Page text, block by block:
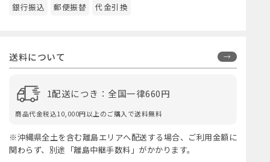
銀行振込
郵便振替 代金引換
送料について
1配送につき：全国一律660円
商品代金税込10,000円以上のご購入で送料無料
※沖縄県全土を含む離島エリアへ配送する場合、ご利用金額に
関わらず、別途「離島中継手数料」がかかります。